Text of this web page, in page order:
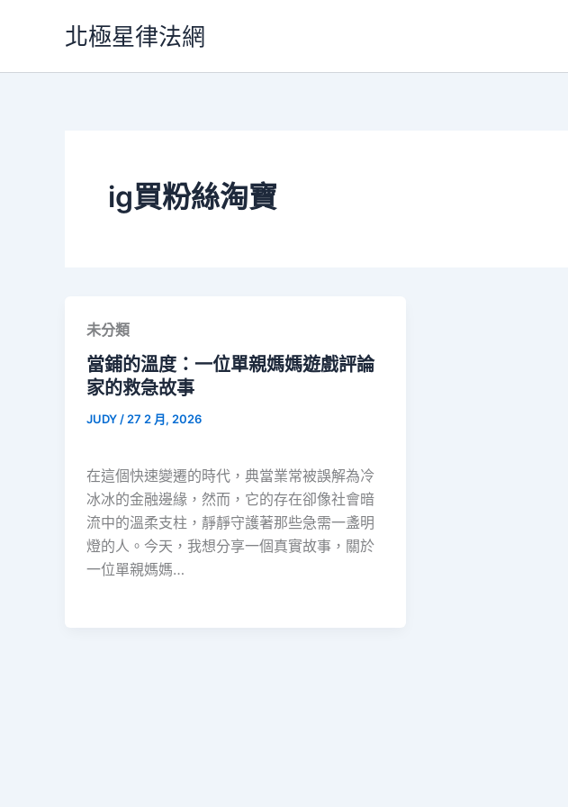
北極星律法網
ig買粉絲淘寶
未分類
當鋪的溫度：一位單親媽媽遊戲評論
家的救急故事
JUDY / 27 2 月, 2026
在這個快速變遷的時代，典當業常被誤解為冷
冰冰的金融邊緣，然而，它的存在卻像社會暗
流中的溫柔支柱，靜靜守護著那些急需一盞明
燈的人。今天，我想分享一個真實故事，關於
一位單親媽媽…